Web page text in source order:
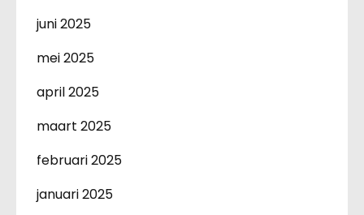
juni 2025
mei 2025
april 2025
maart 2025
februari 2025
januari 2025